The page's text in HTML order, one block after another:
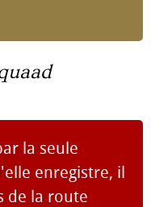
la seule
enregistre, il
de la route